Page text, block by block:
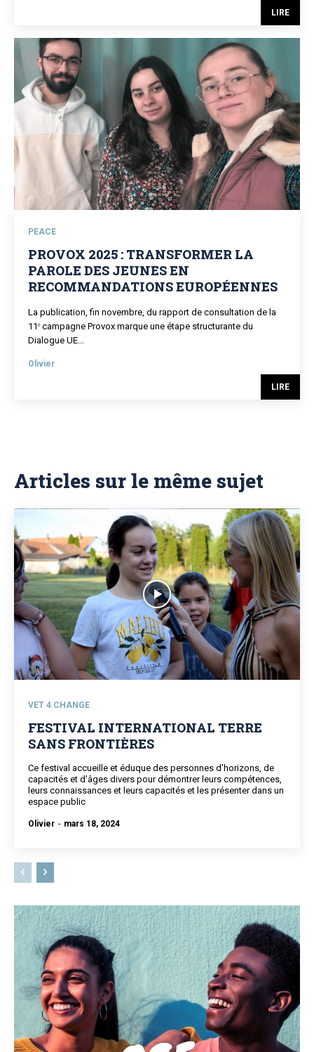
LIRE
PEACE
PROVOX 2025 : TRANSFORMER LA
PAROLE DES JEUNES EN
RECOMMANDATIONS EUROPÉENNES
La publication, fin novembre, du rapport de consultation de la
11ᵉ campagne Provox marque une étape structurante du
Dialogue UE...
Olivier
LIRE
Articles sur le même sujet
VET 4 CHANGE
FESTIVAL INTERNATIONAL TERRE
SANS FRONTIÈRES
Ce festival accueille et éduque des personnes d'horizons, de
capacités et d'âges divers pour démontrer leurs compétences,
leurs connaissances et leurs capacités et les présenter dans un
espace public
Olivier - mars 18, 2024